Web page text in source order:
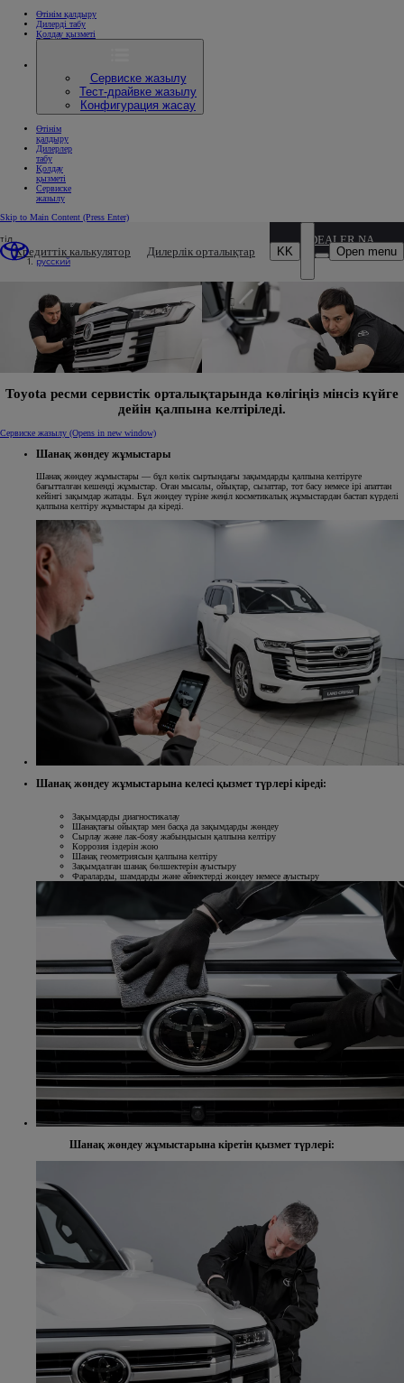
Өтінім қалдыру
Дилерді табу
Қолдау қызметі
Сервиске жазылу
Тест-драйвке жазылу
Конфигурация жасау
Өтінім
қалдыру
Дилерлер
табу
Қолдау
қызметі
Сервиске
жазылу
Skip to Main Content (Press Enter)
Кредиттік калькулятор Дилерлік орталықтар
DEALER NAME
KK
тіл
русский
Open menu
Шанақ жөндеу жұмыстары
Toyota ресми сервистік орталықтарында көлігіңіз мінсіз күйге
дейін қалпына келтіріледі.
Сервиске жазылу (Opens in new window)
Шанақ жөндеу жұмыстары
Шанақ жөндеу жұмыстары — бұл көлік сыртындағы зақымдарды қалпына келтіруге
бағытталған кешенді жұмыстар. Оған мысалы, ойықтар, сызаттар, тот басу немесе ірі апаттан
кейінгі зақымдар жатады. Бұл жөндеу түріне жеңіл косметикалық жұмыстардан бастап күрделі
қалпына келтіру жұмыстары да кіреді.
Шанақ жөндеу жұмыстарына келесі қызмет түрлері кіреді:
Зақымдарды диагностикалау
Шанақтағы ойықтар мен басқа да зақымдарды жөндеу
Сырлау және лак-бояу жабындысын қалпына келтіру
Коррозия іздерін жою
Шанақ геометриясын қалпына келтіру
Зақымдалған шанақ бөлшектерін ауыстыру
Фараларды, шамдарды және әйнектерді жөндеу немесе ауыстыру
Шанақ жөндеу жұмыстарына кіретін қызмет түрлері: